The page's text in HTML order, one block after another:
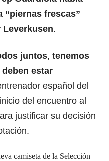
“piernas frescas”
Leverkusen.
juntos, tenemos
estar
español del
del encuentro al
justificar su decisión
camiseta de la Selección